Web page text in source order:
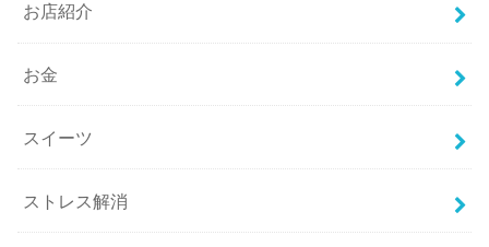
お店紹介
お金
スイーツ
ストレス解消